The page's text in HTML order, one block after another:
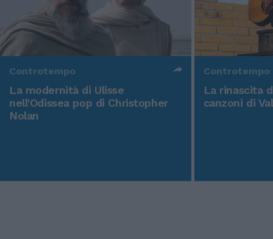
Controtempo
La modernità di Ulisse
nell'Odissea pop di Christopher
Nolan
Controtempo
La rinascita
canzoni di